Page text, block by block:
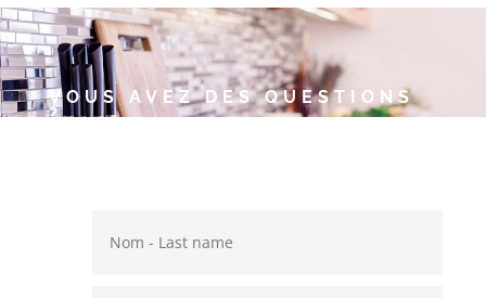
VOUS AVEZ DES QUESTIONS
?